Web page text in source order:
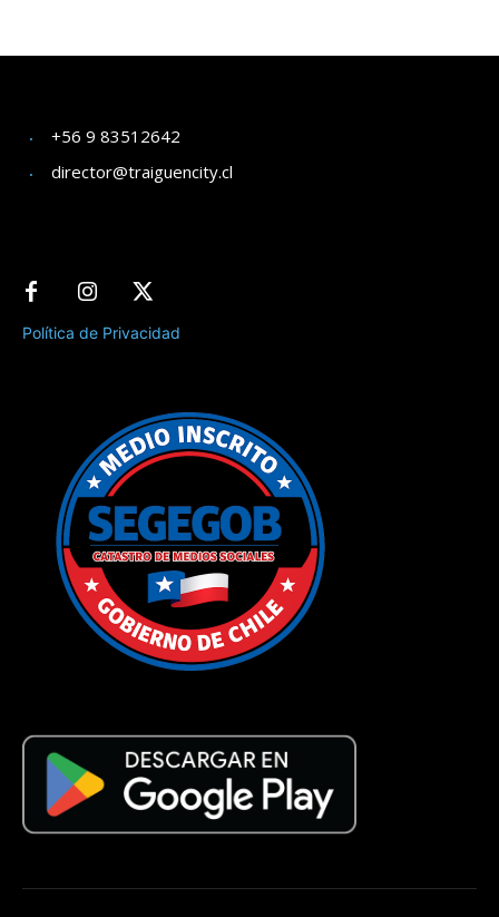
+56 9 83512642
director@traiguencity.cl
Política de Privacidad